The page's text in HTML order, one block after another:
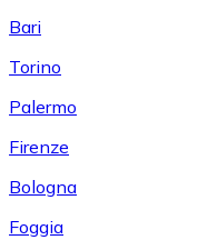
Bari
Torino
Palermo
Firenze
Bologna
Foggia